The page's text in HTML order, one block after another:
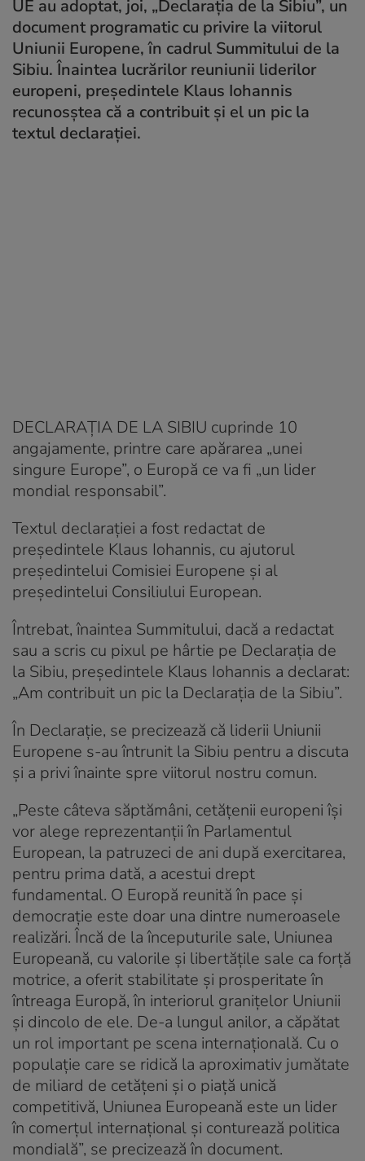
UE au adoptat, joi, „Declaraţia de la Sibiu”, un
document programatic cu privire la viitorul
Uniunii Europene, în cadrul Summitului de la
Sibiu. Înaintea lucrărilor reuniunii liderilor
europeni, preşedintele Klaus Iohannis
recunosştea că a contribuit şi el un pic la
textul declaraţiei.
DECLARAȚIA DE LA SIBIU cuprinde 10
angajamente, printre care apărarea „unei
singure Europe”, o Europă ce va fi „un lider
mondial responsabil”.
Textul declaraţiei a fost redactat de
președintele Klaus Iohannis, cu ajutorul
președintelui Comisiei Europene și al
președintelui Consiliului European.
Întrebat, înaintea Summitului, dacă a redactat
sau a scris cu pixul pe hârtie pe Declaraţia de
la Sibiu, preşedintele Klaus Iohannis a declarat:
„Am contribuit un pic la Declaraţia de la Sibiu”.
În Declaraţie, se precizează că liderii Uniunii
Europene s-au întrunit la Sibiu pentru a discuta
și a privi înainte spre viitorul nostru comun.
„Peste câteva săptămâni, cetățenii europeni își
vor alege reprezentanții în Parlamentul
European, la patruzeci de ani după exercitarea,
pentru prima dată, a acestui drept
fundamental. O Europă reunită în pace și
democrație este doar una dintre numeroasele
realizări. Încă de la începuturile sale, Uniunea
Europeană, cu valorile și libertățile sale ca forță
motrice, a oferit stabilitate și prosperitate în
întreaga Europă, în interiorul granițelor Uniunii
și dincolo de ele. De-a lungul anilor, a căpătat
un rol important pe scena internațională. Cu o
populație care se ridică la aproximativ jumătate
de miliard de cetățeni și o piață unică
competitivă, Uniunea Europeană este un lider
în comerțul internațional și conturează politica
mondială”, se precizează în document.